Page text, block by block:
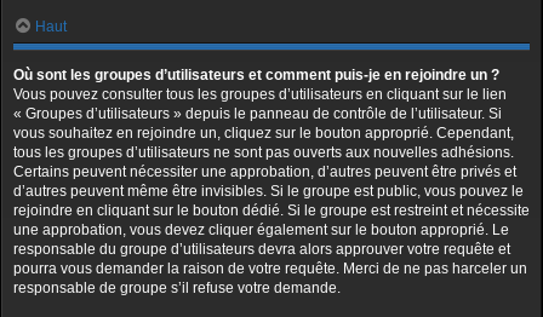
Haut
Où sont les groupes d’utilisateurs et comment puis-je en rejoindre un ?
Vous pouvez consulter tous les groupes d’utilisateurs en cliquant sur le lien
« Groupes d’utilisateurs » depuis le panneau de contrôle de l’utilisateur. Si
vous souhaitez en rejoindre un, cliquez sur le bouton approprié. Cependant,
tous les groupes d’utilisateurs ne sont pas ouverts aux nouvelles adhésions.
Certains peuvent nécessiter une approbation, d’autres peuvent être privés et
d’autres peuvent même être invisibles. Si le groupe est public, vous pouvez le
rejoindre en cliquant sur le bouton dédié. Si le groupe est restreint et nécessite
une approbation, vous devez cliquer également sur le bouton approprié. Le
responsable du groupe d’utilisateurs devra alors approuver votre requête et
pourra vous demander la raison de votre requête. Merci de ne pas harceler un
responsable de groupe s’il refuse votre demande.